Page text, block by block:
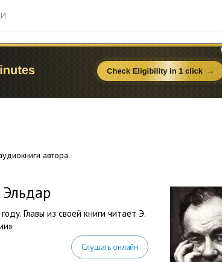
автора.
Главы из своей книги читает Э.
Слушать онлайн